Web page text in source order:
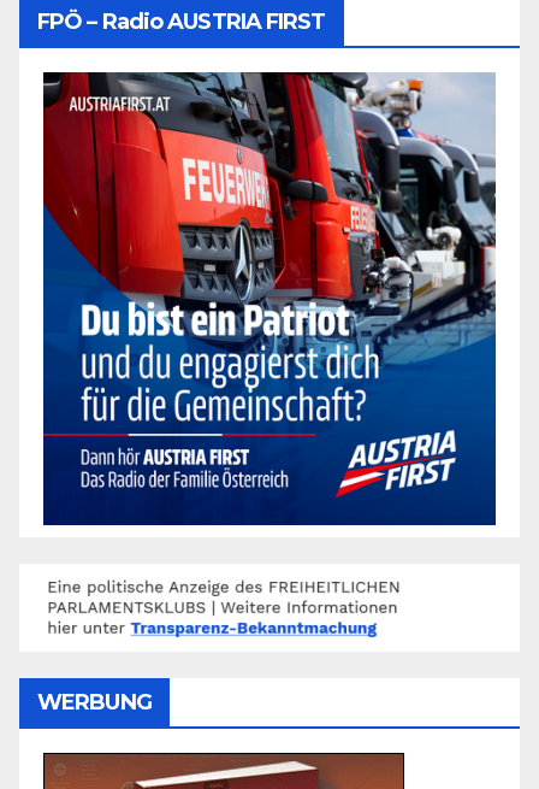
FPÖ – Radio AUSTRIA FIRST
WERBUNG